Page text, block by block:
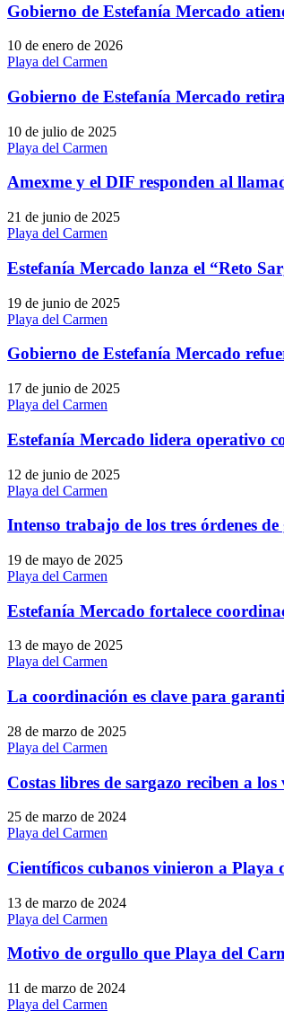
Gobierno de Estefanía Mercado
10 de enero de 2026
Playa del Carmen
Gobierno de Estefanía Mercado
10 de julio de 2025
Playa del Carmen
Amexme y el DIF responden al
21 de junio de 2025
Playa del Carmen
Estefanía Mercado lanza el “Reto
19 de junio de 2025
Playa del Carmen
Gobierno de Estefanía Mercado
17 de junio de 2025
Playa del Carmen
Estefanía Mercado lidera operativo
12 de junio de 2025
Playa del Carmen
Intenso trabajo de los tres órdenes
19 de mayo de 2025
Playa del Carmen
Estefanía Mercado fortalece
13 de mayo de 2025
Playa del Carmen
La coordinación es clave para
28 de marzo de 2025
Playa del Carmen
Costas libres de sargazo reciben a
25 de marzo de 2024
Playa del Carmen
Científicos cubanos vinieron a Playa
13 de marzo de 2024
Playa del Carmen
Motivo de orgullo que Playa del
11 de marzo de 2024
Playa del Carmen